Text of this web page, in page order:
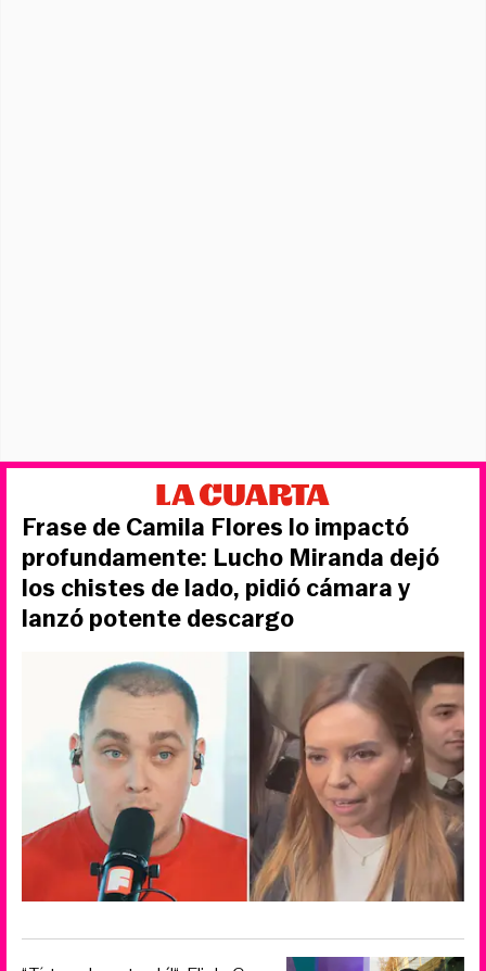
Frase de Camila Flores lo impactó
profundamente: Lucho Miranda dejó
los chistes de lado, pidió cámara y
lanzó potente descargo